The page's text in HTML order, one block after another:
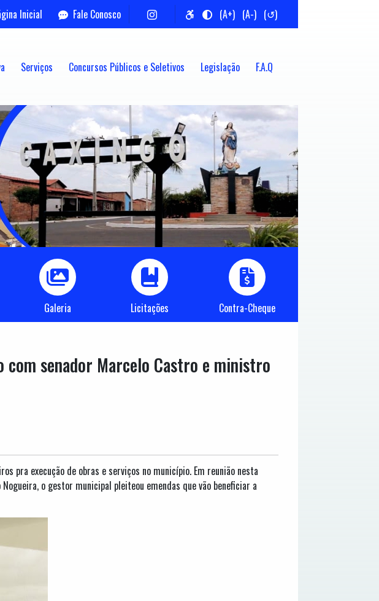
Inicial Fale Conosco (A+) (A-) (↺)
Serviços Concursos Públicos e Seletivos Legislação F.A.Q
Galeria Licitações
Contra-Cheque
senador Marcelo Castro e ministro
pra execução de obras e serviços no município. Em reunião nesta
o gestor municipal pleiteou emendas que vão beneficiar a